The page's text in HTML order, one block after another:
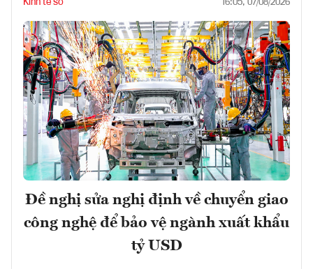
Kinh tế số 16:05, 07/08/2026
Đề nghị sửa nghị định về chuyển giao
công nghệ để bảo vệ ngành xuất khẩu
tỷ USD